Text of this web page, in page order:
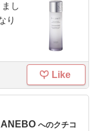
し
り
Like
へのクチコ